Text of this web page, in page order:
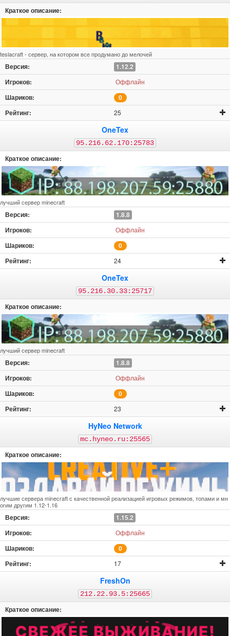
teslacraft - сервер, на котором все продумано до мелочей
1.12.2
Оффлайн
0
25
OneTex
95.216.62.170:25783
лучший сервер minecraft
1.8.8
Оффлайн
0
24
OneTex
95.216.30.33:25717
лучший сервер minecraft
1.8.8
Оффлайн
0
23
HyNeo Network
mc.hyneo.ru:25565
лучшие сервера minecraft с качественной реализацией игровых режимов, топами и мн
огим другим 1.12-1.16
1.15.2
Оффлайн
0
17
FreshOn
212.22.93.5:25665